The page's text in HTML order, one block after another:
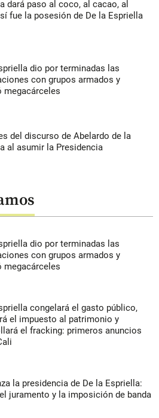
dará paso al coco, al cacao, al
fue la posesión de De la Espriella
dio por terminadas las
con grupos armados y
megacárceles
del discurso de Abelardo de la
al asumir la Presidencia
dio por terminadas las
con grupos armados y
megacárceles
congelará el gasto público,
el impuesto al patrimonio y
el fracking: primeros anuncios
la presidencia de De la Espriella:
juramento y la imposición de banda